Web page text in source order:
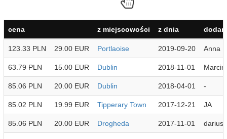
cena z miejscowości z dnia
123.33 PLN 29.00 EUR Portlaoise 2019-09-20 Anna
63.79 PLN 15.00 EUR Dublin 2018-11-01 Marcin
85.06 PLN 20.00 EUR Dublin 2018-04-01 -
85.02 PLN 19.99 EUR Tipperary Town 2017-12-21 JA
85.06 PLN 20.00 EUR Drogheda 2017-11-01 dariusz